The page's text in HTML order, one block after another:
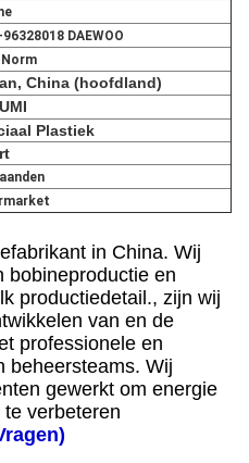
DAEWOO
Norm
China (hoofdland)
Plastiek
in China. Wij
bobineproductie en
productiedetail., zijn wij
van en de
professionele en
beheersteams. Wij
gewerkt om energie
verbeteren